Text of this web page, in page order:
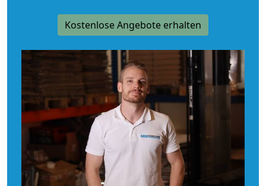
Kostenlose Angebote erhalten